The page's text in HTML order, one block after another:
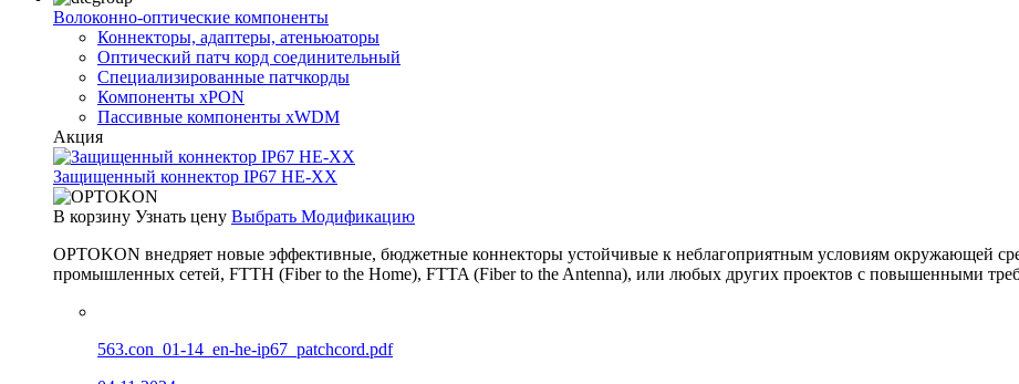
Волоконно-оптические компоненты
Коннекторы, адаптеры, атеньюаторы
Оптический патч корд соединительный
Специализированные патчкорды
Компоненты xPON
Пассивные компоненты xWDM
Акция
Защищенный коннектор IP67 HE-XX
В корзину Узнать цену Выбрать Модификацию
OPTOKON внедряет новые эффективные, бюджетные коннекторы устойчивые к неблагоприятным условиям окружающей
промышленных сетей, FTTH (Fiber to the Home), FTTA (Fiber to the Antenna), или любых других проектов с повышенными
563.con_01-14_en-he-ip67_patchcord.pdf